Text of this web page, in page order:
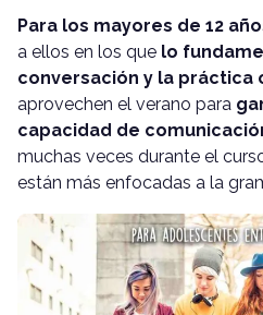
Para los mayores de 12
a ellos en los que lo
conversación y la práctica
aprovechen el verano para
capacidad de
muchas veces durante el
están más enfocadas a la